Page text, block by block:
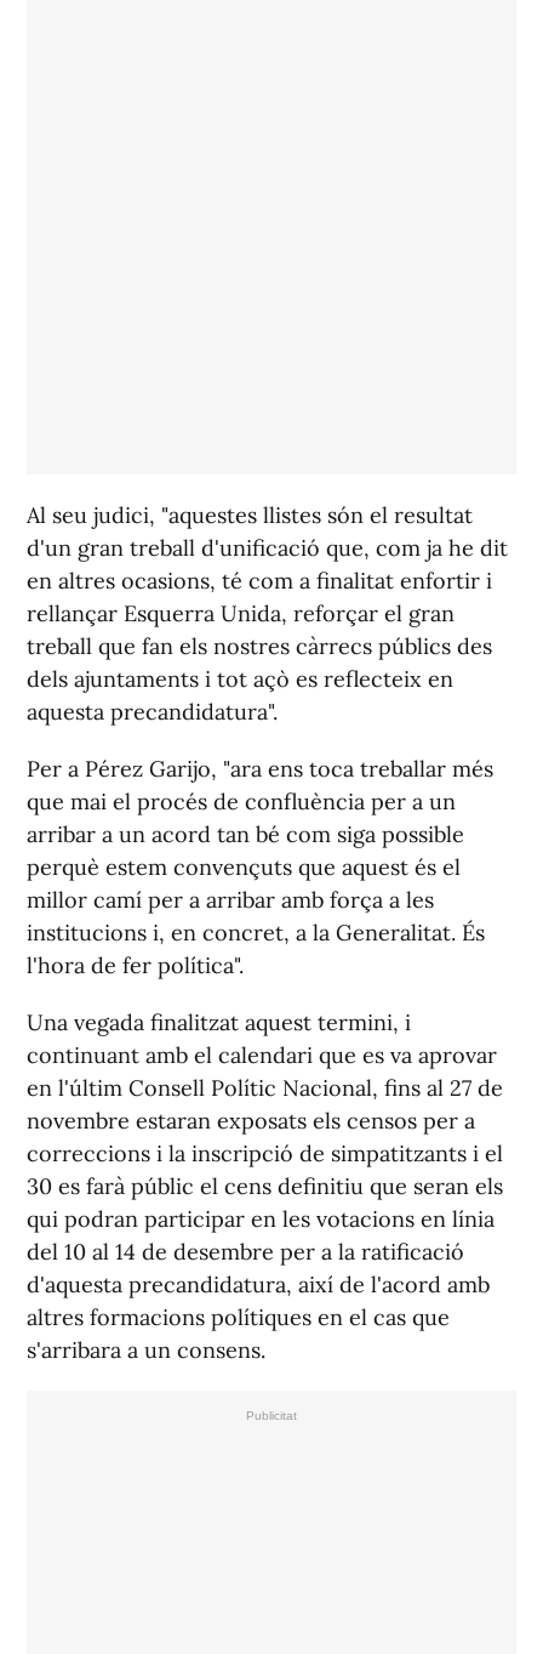
Al seu judici, "aquestes llistes són el resultat
d'un gran treball d'unificació que, com ja he dit
en altres ocasions, té com a finalitat enfortir i
rellançar Esquerra Unida, reforçar el gran
treball que fan els nostres càrrecs públics des
dels ajuntaments i tot açò es reflecteix en
aquesta precandidatura".
Per a Pérez Garijo, "ara ens toca treballar més
que mai el procés de confluència per a un
arribar a un acord tan bé com siga possible
perquè estem convençuts que aquest és el
millor camí per a arribar amb força a les
institucions i, en concret, a la Generalitat. És
l'hora de fer política".
Una vegada finalitzat aquest termini, i
continuant amb el calendari que es va aprovar
en l'últim Consell Polític Nacional, fins al 27 de
novembre estaran exposats els censos per a
correccions i la inscripció de simpatitzants i el
30 es farà públic el cens definitiu que seran els
qui podran participar en les votacions en línia
del 10 al 14 de desembre per a la ratificació
d'aquesta precandidatura, així de l'acord amb
altres formacions polítiques en el cas que
s'arribara a un consens.